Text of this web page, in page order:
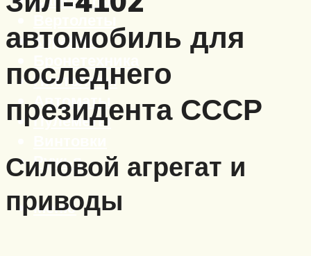
Корабли
Пистолеты
Автоматы
Пулеметы
Ружья
Меню
автомобиль для
последнего
президента СССР
Силовой агрегат и
приводы